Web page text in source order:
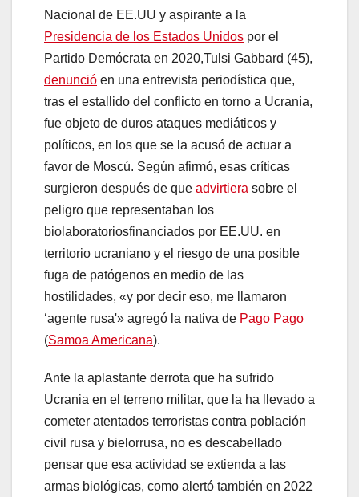
Nacional de EE.UU y aspirante a la
Presidencia de los Estados Unidos por el
Partido Demócrata en 2020,Tulsi Gabbard (45),
denunció en una entrevista periodística que,
tras el estallido del conflicto en torno a Ucrania,
fue objeto de duros ataques mediáticos y
políticos, en los que se la acusó de actuar a
favor de Moscú. Según afirmó, esas críticas
surgieron después de que advirtiera sobre el
peligro que representaban los
biolaboratoriosfinanciados por EE.UU. en
territorio ucraniano y el riesgo de una posible
fuga de patógenos en medio de las
hostilidades, «y por decir eso, me llamaron
‘agente rusa'» agregó la nativa de Pago Pago
(Samoa Americana).
Ante la aplastante derrota que ha sufrido
Ucrania en el terreno militar, que la ha llevado a
cometer atentados terroristas contra población
civil rusa y bielorrusa, no es descabellado
pensar que esa actividad se extienda a las
armas biológicas, como alertó también en 2022